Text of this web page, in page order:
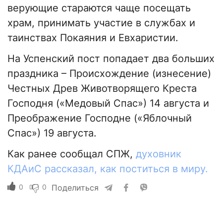
верующие стараются чаще посещать
храм, принимать участие в службах и
таинствах Покаяния и Евхаристии.
На Успенский пост попадает два больших
праздника – Происхождение (изнесение)
Честных Древ Животворящего Креста
Господня («Медовый Спас») 14 августа и
Преображение Господне («Яблочный
Спас») 19 августа.
Как ранее сообщал СПЖ, духовник
КДАиС рассказал, как поститься в миру.
0 0 Поделиться